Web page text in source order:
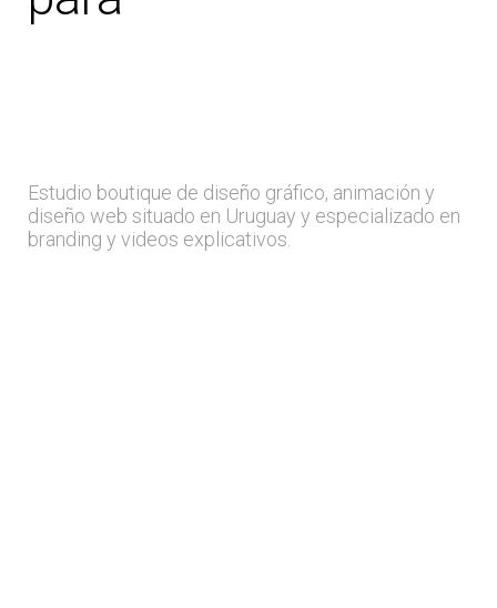
Estudio boutique de diseño gráfico, animación y
diseño web situado en Uruguay y especializado en
branding y videos explicativos.